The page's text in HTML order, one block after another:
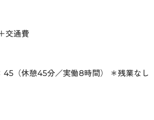
交通費
45（休憩45分／実働8時間） ＊残業なし